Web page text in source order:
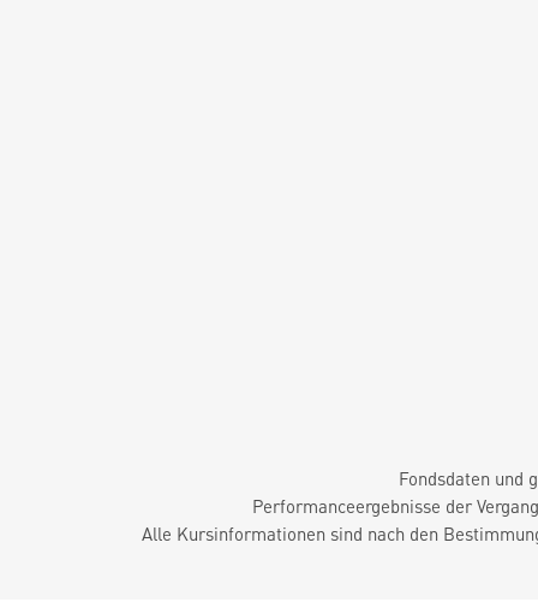
Fondsdaten und
Performanceergebnisse der
Alle Kursinformationen sind nach den